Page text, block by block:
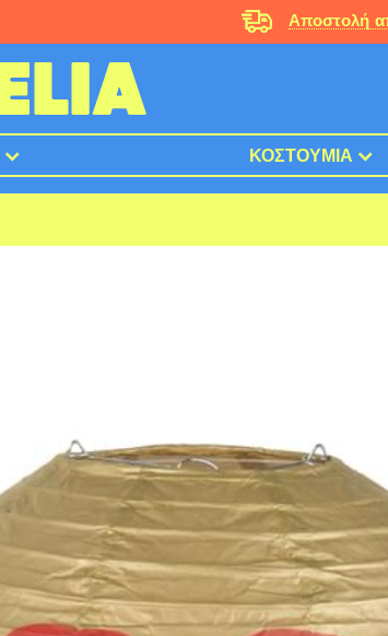
Αποστολή
ΚΟΣΤΟΎΜΙΑ